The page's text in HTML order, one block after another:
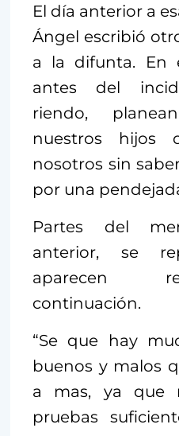
El día anterior a
Ángel escribió
a la difunta. En
antes del
riendo,
nuestros hijos
nosotros sin
por una
Partes del
anterior, se
aparecen
continuación.
“Se que hay
buenos y malos
a mas, ya que
pruebas